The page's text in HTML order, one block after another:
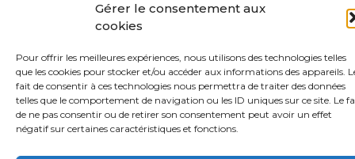
Gérer le consentement aux
cookies
Pour offrir les meilleures expériences, nous utilisons des technologies telles
que les cookies pour stocker et/ou accéder aux informations des appareils.
fait de consentir à ces technologies nous permettra de traiter des données
telles que le comportement de navigation ou les ID uniques sur ce site. Le
de ne pas consentir ou de retirer son consentement peut avoir un effet
négatif sur certaines caractéristiques et fonctions.